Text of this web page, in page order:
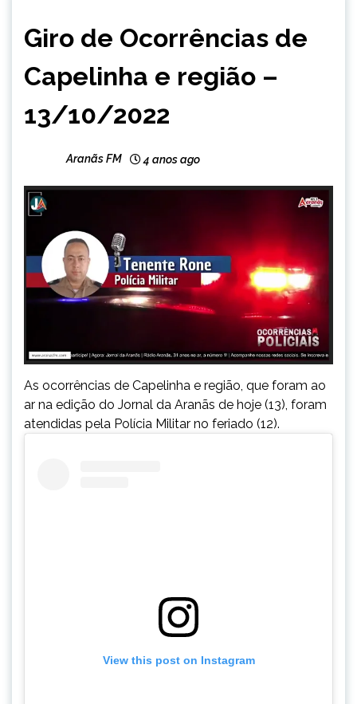
NOTÍCIAS
Giro de Ocorrências de
Capelinha e região –
13/10/2022
Aranãs FM 4 anos ago
As ocorrências de Capelinha e região, que foram ao
ar na edição do Jornal da Aranãs de hoje (13), foram
atendidas pela Polícia Militar no feriado (12).
View this post on Instagram